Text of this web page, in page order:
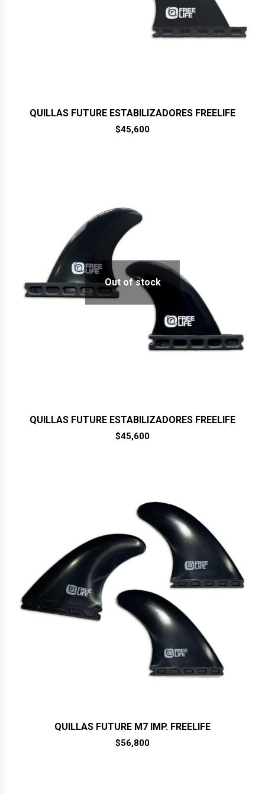
QUILLAS FUTURE ESTABILIZADORES FREELIFE
$45,600
Out of stock
QUILLAS FUTURE ESTABILIZADORES FREELIFE
$45,600
QUILLAS FUTURE M7 IMP. FREELIFE
$56,800